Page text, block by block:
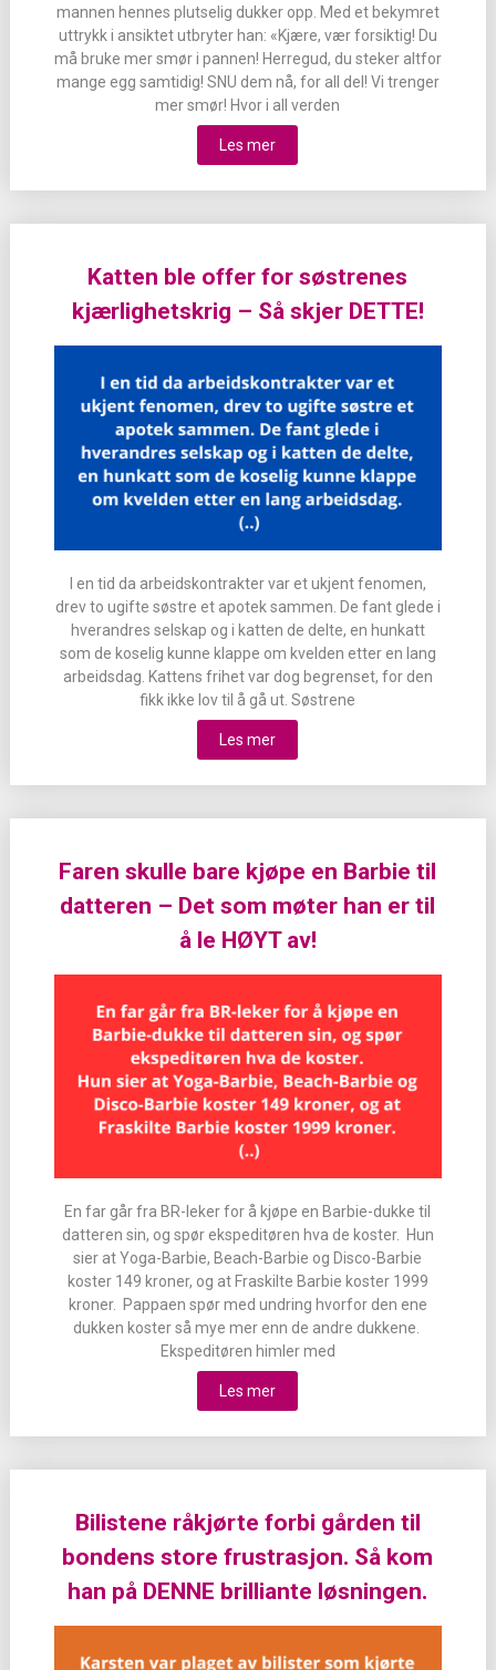
mannen hennes plutselig dukker opp. Med et bekymret
uttrykk i ansiktet utbryter han: «Kjære, vær forsiktig! Du
må bruke mer smør i pannen! Herregud, du steker altfor
mange egg samtidig! SNU dem nå, for all del! Vi trenger
mer smør! Hvor i all verden
Les mer
Katten ble offer for søstrenes
kjærlighetskrig – Så skjer DETTE!
I en tid da arbeidskontrakter var et ukjent fenomen,
drev to ugifte søstre et apotek sammen. De fant glede i
hverandres selskap og i katten de delte, en hunkatt
som de koselig kunne klappe om kvelden etter en lang
arbeidsdag. Kattens frihet var dog begrenset, for den
fikk ikke lov til å gå ut. Søstrene
Les mer
Faren skulle bare kjøpe en Barbie til
datteren – Det som møter han er til
å le HØYT av!
En far går fra BR-leker for å kjøpe en Barbie-dukke til
datteren sin, og spør ekspeditøren hva de koster. Hun
sier at Yoga-Barbie, Beach-Barbie og Disco-Barbie
koster 149 kroner, og at Fraskilte Barbie koster 1999
kroner. Pappaen spør med undring hvorfor den ene
dukken koster så mye mer enn de andre dukkene.
Ekspeditøren himler med
Les mer
Bilistene råkjørte forbi gården til
bondens store frustrasjon. Så kom
han på DENNE brilliante løsningen.